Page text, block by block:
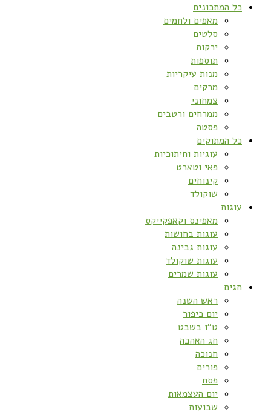
כל המתכונים
מאפים ולחמים
סלטים
ירקות
תוספות
מנות עיקריות
מרקים
צמחוני
ממרחים ורטבים
פסטה
כל המתוקים
עוגיות וחיתוכיות
פאי וטארט
קינוחים
שוקולד
עוגות
מאפינס וקאפקייקס
עוגות בחושות
עוגות גבינה
עוגות שוקולד
עוגות שמרים
חגים
ראש השנה
יום כיפור
ט”ו בשבט
חג האהבה
חנוכה
פורים
פסח
יום העצמאות
שבועות